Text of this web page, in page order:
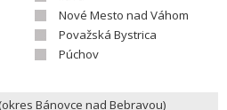
Nové Mesto nad Váhom
Považská Bystrica
Púchov